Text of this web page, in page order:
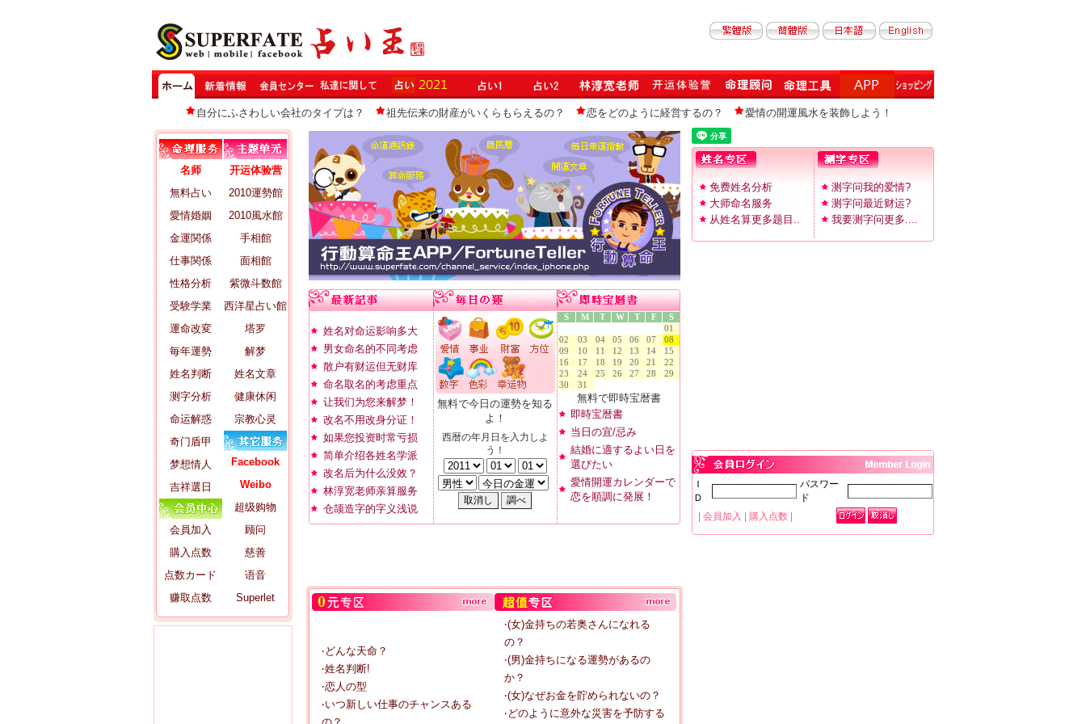
自分にふさわしい会社のタイプは？ 祖先伝来の財産がいくらもらえるの？ 恋をどのように経営するの？ 愛情の開運風水を装飾しよう！
名师
無料占い
愛情婚姻
金運関係
仕事関係
性格分析
受験学業
運命改変
毎年運勢
姓名判断
测字分析
命运解惑
奇门盾甲
梦想情人
吉祥選日
会員加入
購入点数
点数カード
赚取点数
开运体验营
2010運勢館
2010風水館
手相館
面相館
紫微斗数館
西洋星占い館
塔罗
解梦
姓名文章
健康休闲
宗教心灵
Facebook
Weibo
超级购物
顾问
慈善
语音
Superlet
姓名对命运影响多大
男女命名的不同考虑
散户有财运但无财库
命名取名的考虑重点
让我们为您来解梦！
改名不用改身分证！
如果您投资时常亏损
简单介绍各姓名学派
改名后为什么没效？
林淳宽老师亲算服务
仓颉造字的字义浅说
無料で今日の運勢を知る
よ！
西暦の年月日を入力しよ
う！
S M T W T F
S
01
02
03 04 05 06 07
08
09
10 11 12 13 14
15
16
17 18 19 20 21
22
23
24 25 26 27 28
29
30
31
無料で即時宝暦書
即時宝暦書
当日の宜/忌み
結婚に適するよい日を
選びたい
愛情開運カレンダーで
恋を順調に発展！
‧どんな天命？
‧姓名判断!
‧恋人の型
‧いつ新しい仕事のチャンスある
‧(女)金持ちの若奥さんになれる
の？
‧(男)金持ちになる運勢があるの
か？
‧(女)なぜお金を貯められないの？
‧どのように意外な災害を予防する
免费姓名分析
大师命名服务
从姓名算更多题目..
测字问我的爱情?
测字问最近财运?
我要测字问更多....
Ｉ
Ｄ
パスワー
ド
会員加入 購入点数